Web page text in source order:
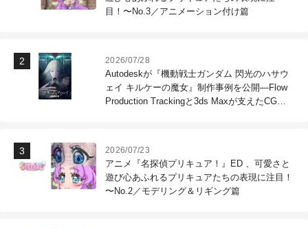
目！〜No.3／アニメーション付け篇
2026/07/28
Autodeskが『機動戦士ガンダム 閃光のハサウ
ェイ キルケーの魔女』制作事例を公開―Flow
Production Trackingと3ds Maxが支えたCG制
2026/07/23
アニメ『名探偵プリキュア！』ED 、可愛さと
遊び心あふれるプリキュアたちの表現に注目！
〜No.2／モデリング＆リギング篇